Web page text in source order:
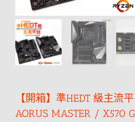
【開箱】準HEDT 級主流
AORUS MASTER / X570